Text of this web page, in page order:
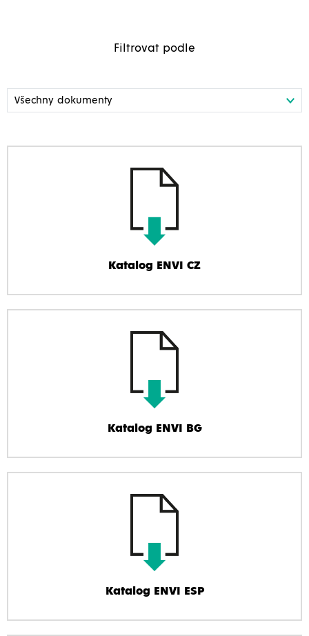
Filtrovat podle
Katalog ENVI CZ
Katalog ENVI BG
Katalog ENVI ESP